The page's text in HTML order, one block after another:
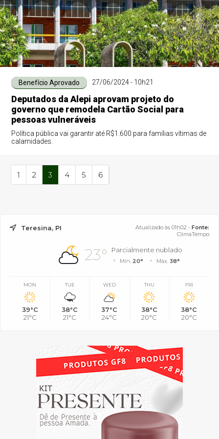
Benefício Aprovado 27/06/2024 - 10h21
Deputados da Alepi aprovam projeto do
governo que remodela Cartão Social para
pessoas vulneráveis
Política pública vai garantir até R$1.600 para famílias vítimas de
calamidades.
1 2 3 4 5 6
Teresina, PI Atualizado às 01h02 - Fonte:
ClimaTempo
23° Parcialmente nublado
Mín. 20° Máx. 38°
MON
39°C
21°C
TUE
38°C
21°C
WED
37°C
24°C
THU
38°C
20°C
FRI
38°C
20°C